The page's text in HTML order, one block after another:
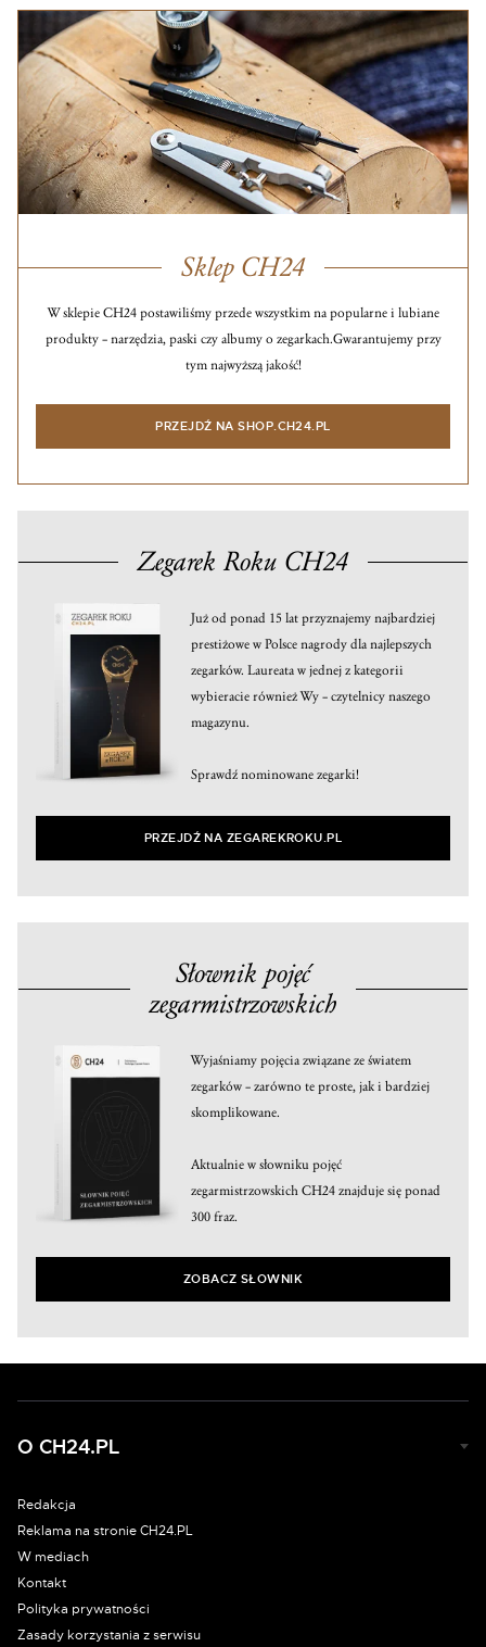
Sklep CH24
W sklepie CH24 postawiliśmy przede wszystkim na popularne i lubiane
produkty – narzędzia, paski czy albumy o zegarkach.Gwarantujemy przy
tym najwyższą jakość!
PRZEJDŹ NA SHOP.CH24.PL
Zegarek Roku CH24
Już od ponad 15 lat przyznajemy najbardziej
prestiżowe w Polsce nagrody dla najlepszych
zegarków. Laureata w jednej z kategorii
wybieracie również Wy – czytelnicy naszego
magazynu.
Sprawdź nominowane zegarki!
PRZEJDŹ NA ZEGAREKROKU.PL
Słownik pojęć
zegarmistrzowskich
Wyjaśniamy pojęcia związane ze światem
zegarków – zarówno te proste, jak i bardziej
skomplikowane.
Aktualnie w słowniku pojęć
zegarmistrzowskich CH24 znajduje się ponad
300 fraz.
ZOBACZ SŁOWNIK
O CH24.PL
Redakcja
Reklama na stronie CH24.PL
W mediach
Kontakt
Polityka prywatności
Zasady korzystania z serwisu